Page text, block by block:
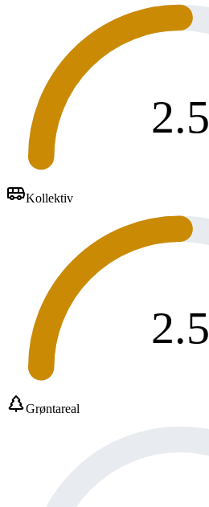
2.5
Kollektiv
2.5
Grøntareal